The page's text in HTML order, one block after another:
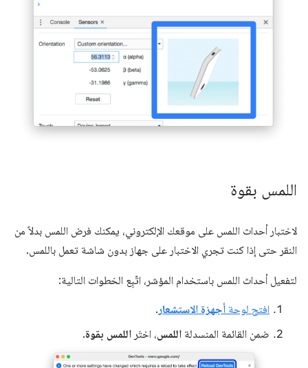
اللمس بقوة
لاختبار أحداث اللمس على موقعك الإلكتروني، يمكنك فرض اللمس بدلاً من
النقر حتى إذا كنت تجري الاختبار على جهاز بدون شاشة تعمل باللمس.
لتفعيل أحداث اللمس باستخدام المؤشر، اتّبِع الخطوات التالية:
افتح لوحة أجهزة الاستشعار .
ضمن القائمة المنسدلة اللمس، اختَر اللمس بقوة.